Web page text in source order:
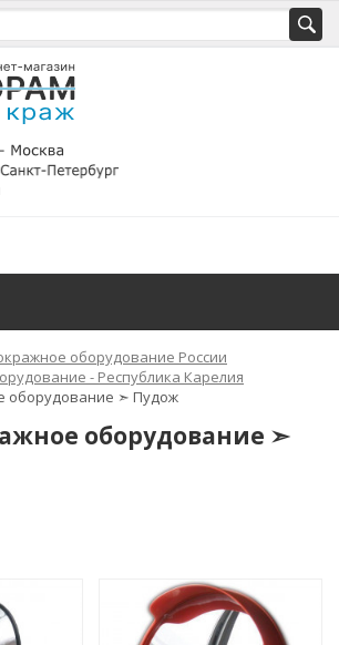
оборудование России
- Республика Карелия
оборудование ➣ Пудож
оборудование ➣